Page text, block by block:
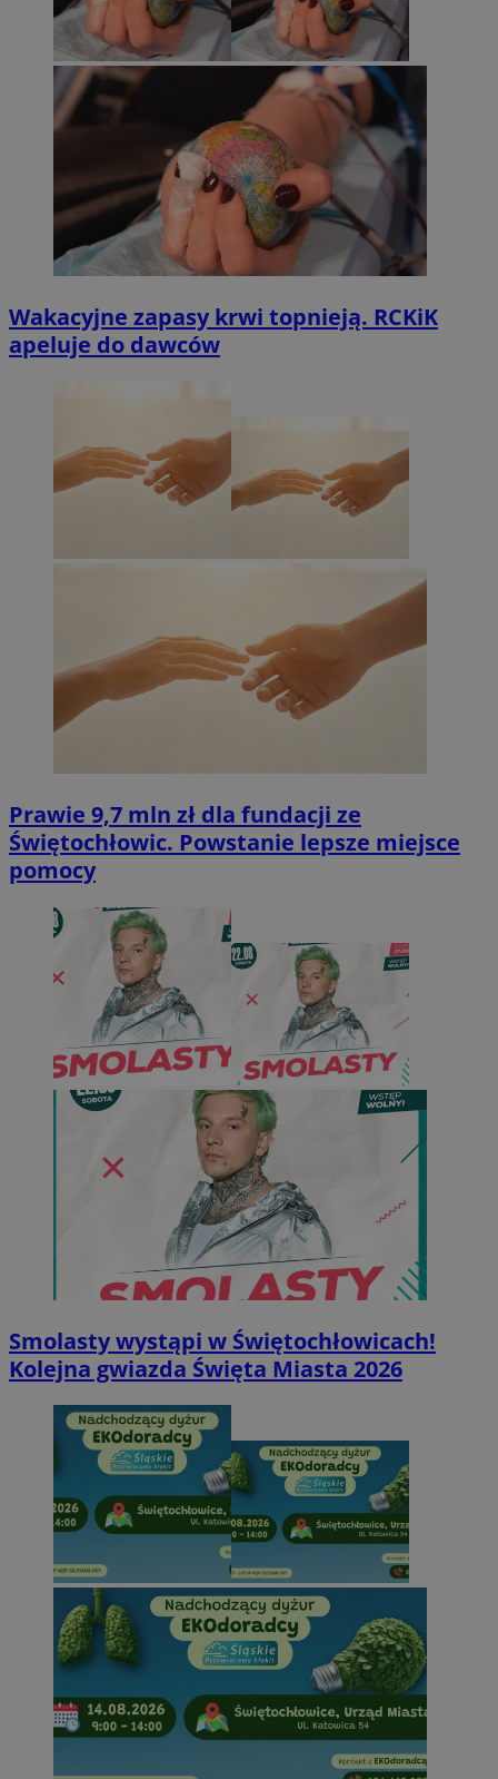
Wakacyjne zapasy krwi topnieją. RCKiK
apeluje do dawców
Prawie 9,7 mln zł dla fundacji ze
Świętochłowic. Powstanie lepsze miejsce
pomocy
Smolasty wystąpi w Świętochłowicach!
Kolejna gwiazda Święta Miasta 2026